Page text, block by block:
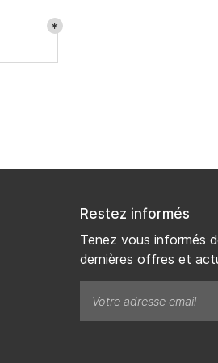
Restez informés
Tenez vous informés
dernières offres et